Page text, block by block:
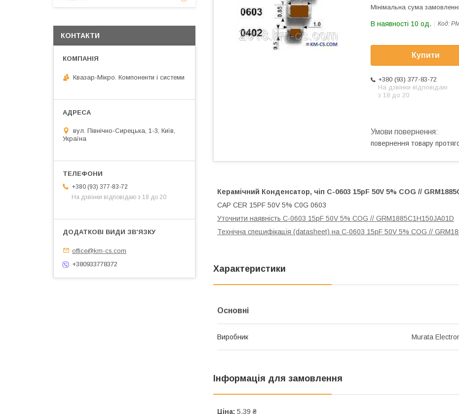
Мінімальна сума
В наявності 10 од. Код:
Купити
+380 (93) 377-83-72
На дзвінки відповідаю
з 18 до 20
повернення товару
Керамічний Конденсатор, чіп C-0603 15pF 50V 5% COG //
CAP CER 15PF 50V 5% C0G 0603
Уточнити наявність C-0603 15pF 50V 5% COG // GRM1885C1H150JA01D
Технічна специфікація (datasheet) на C-0603 15pF 50V 5% COG //
Характеристики
Основні
Виробник Murata
Інформація для замовлення
Ціна: 5,39 ₴
КОНТАКТИ
Квазар-Мікро. Компоненти і системи
вул. Північно-Сирецька, 1-3, Київ,
Україна
+380 (93) 377-83-72
На дзвінки відповідаю з 18 до 20
office@km-cs.com
+380933778372